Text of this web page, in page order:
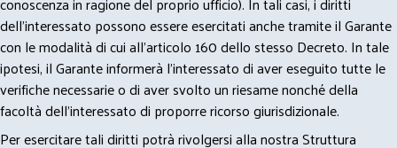
dell’interessato possono essere esercitati anche tramite il Garante
con le modalità di cui all’articolo 160 dello stesso Decreto. In tale
ipotesi, il Garante informerà l’interessato di aver eseguito tutte le
verifiche necessarie o di aver svolto un riesame nonché della
facoltà dell’interessato di proporre ricorso giurisdizionale.
Per esercitare tali diritti potrà rivolgersi alla nostra Struttura